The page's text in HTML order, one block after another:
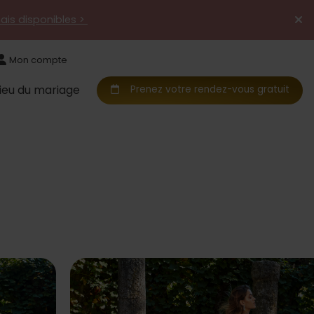
disponibles >
Mon compte
du mariage Prenez votre rendez-vous gratuit